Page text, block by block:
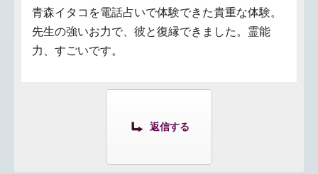
青森イタコを電話占いで体験できた貴重な体験。
先生の強いお力で、彼と復縁できました。霊能
力、すごいです。
返信する